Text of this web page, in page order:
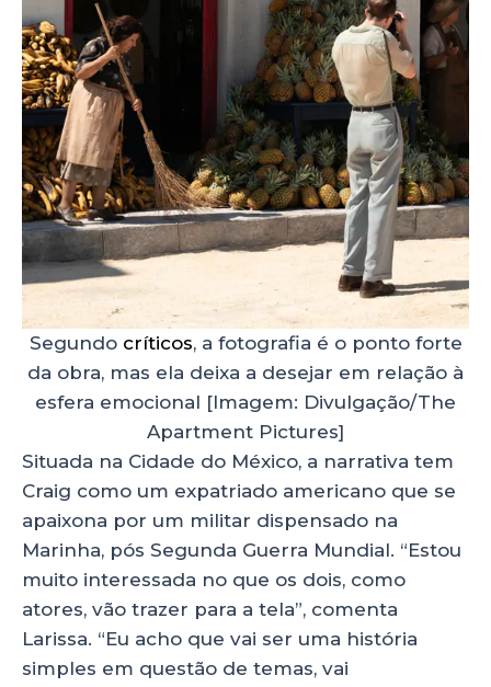
Segundo críticos, a fotografia é o ponto forte
da obra, mas ela deixa a desejar em relação à
esfera emocional [Imagem: Divulgação/The
Apartment Pictures]
Situada na Cidade do México, a narrativa tem
Craig como um expatriado americano que se
apaixona por um militar dispensado na
Marinha, pós Segunda Guerra Mundial. “Estou
muito interessada no que os dois, como
atores, vão trazer para a tela”, comenta
Larissa. “Eu acho que vai ser uma história
simples em questão de temas, vai